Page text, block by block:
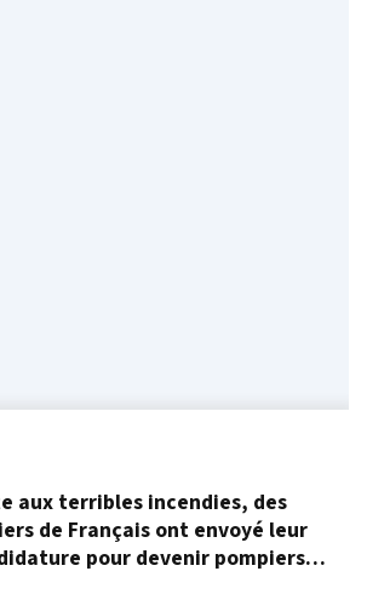
aux terribles incendies, des
de Français ont envoyé leur
pour devenir pompiers